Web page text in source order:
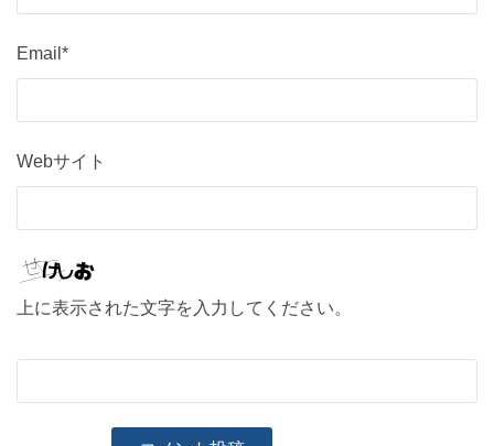
Email*
Webサイト
上に表示された文字を入力してください。